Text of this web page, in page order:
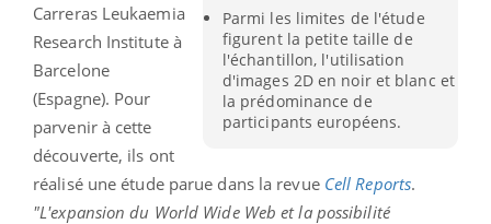
Parmi les limites de l'étude
figurent la petite taille de
l'échantillon, l'utilisation
d'images 2D en noir et blanc et
la prédominance de
participants européens.
Carreras Leukaemia
Research Institute à
Barcelone
(Espagne). Pour
parvenir à cette
découverte, ils ont
réalisé une étude parue dans la revue Cell Reports.
"L'expansion du World Wide Web et la possibilité